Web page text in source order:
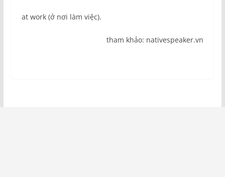
at work (ở nơi làm việc).
tham khảo: nativespeaker.vn